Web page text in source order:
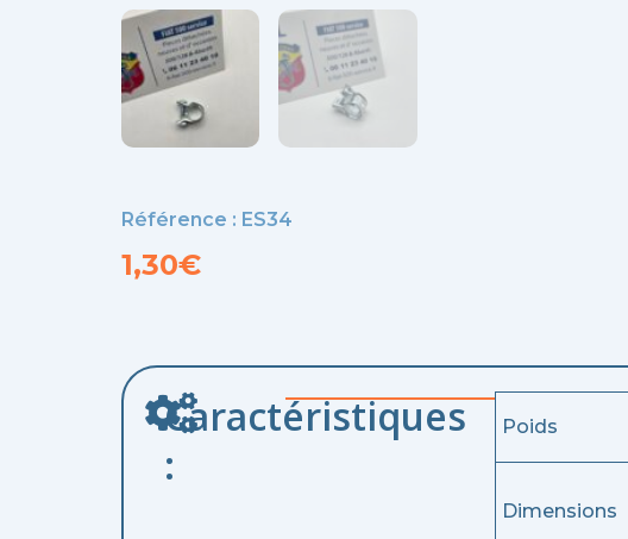
Référence : ES34
1,30€
Caractéristiques
:
Poids
Dimensions